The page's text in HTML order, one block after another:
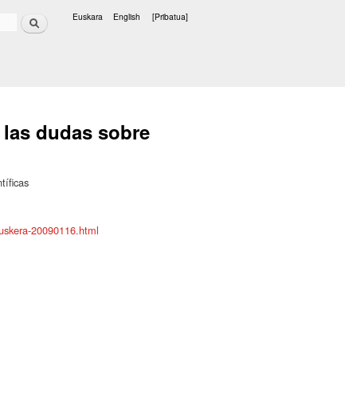
Bilatu Euskara English [Pribatua]
dudas sobre
20090116.html